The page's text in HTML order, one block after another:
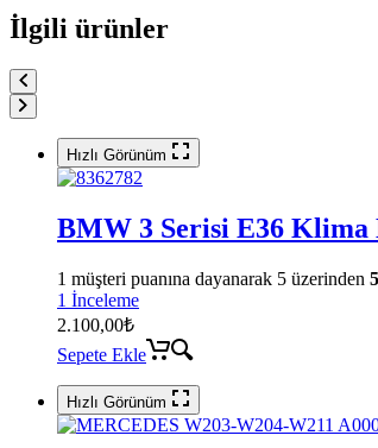
İlgili ürünler
Hızlı Görünüm
BMW 3 Serisi E36 Klima
1 müşteri puanına dayanarak 5 üzerinden
1 İnceleme
2.100,00₺
Sepete Ekle
Hızlı Görünüm